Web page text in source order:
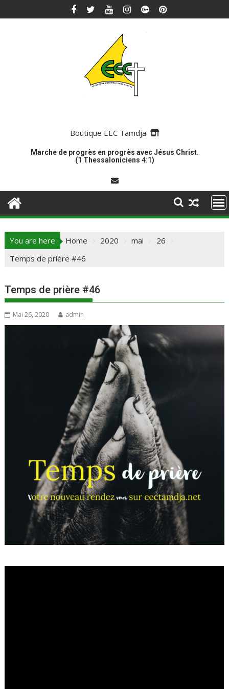
to
Boutique EEC Tamdja
Marche de progrès en progrès avec Jésus Christ.
(1 Thessaloniciens 4:1)
You are here Home 2020 mai
26
Temps de prière #46
Temps de prière #46
Mai 26, 2020 admin